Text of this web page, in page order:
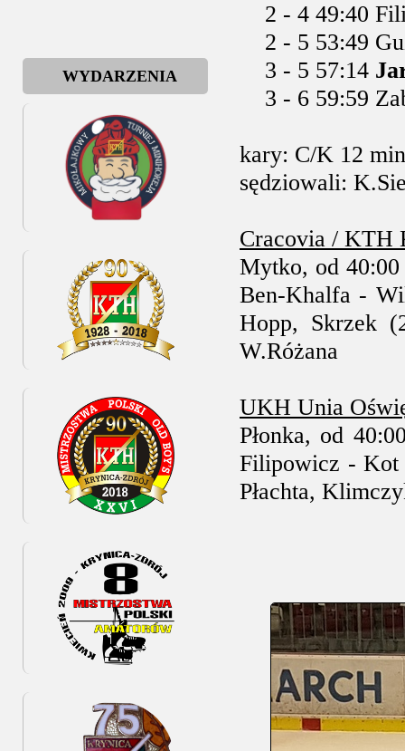
WYDARZENIA
2 - 4 49:40
2 - 5 53:49
3 - 5 57:14
3 - 6 59:59
kary: C/K 12
sędziowali:
Cracovia / KTH
Mytko, od
Ben-Khalfa -
Hopp, Skrzek
W.Różana
UKH Unia
Płonka, od
Filipowicz - Kot
Płachta,